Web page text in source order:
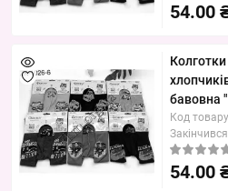
54.00
бавовна
Код
Закінчився
54.00